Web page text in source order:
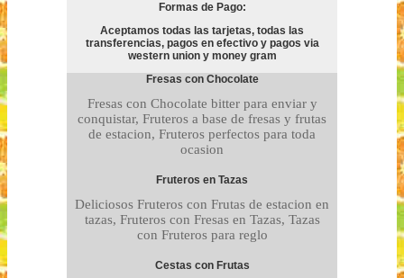
Formas de Pago:
Aceptamos todas las tarjetas, todas las
transferencias, pagos en efectivo y pagos via
western union y money gram
Fresas con Chocolate
Fresas con Chocolate bitter para enviar y
conquistar, Fruteros a base de fresas y frutas
de estacion, Fruteros perfectos para toda
ocasion
Fruteros en Tazas
Deliciosos Fruteros con Frutas de estacion en
tazas, Fruteros con Fresas en Tazas, Tazas
con Fruteros para reglo
Cestas con Frutas